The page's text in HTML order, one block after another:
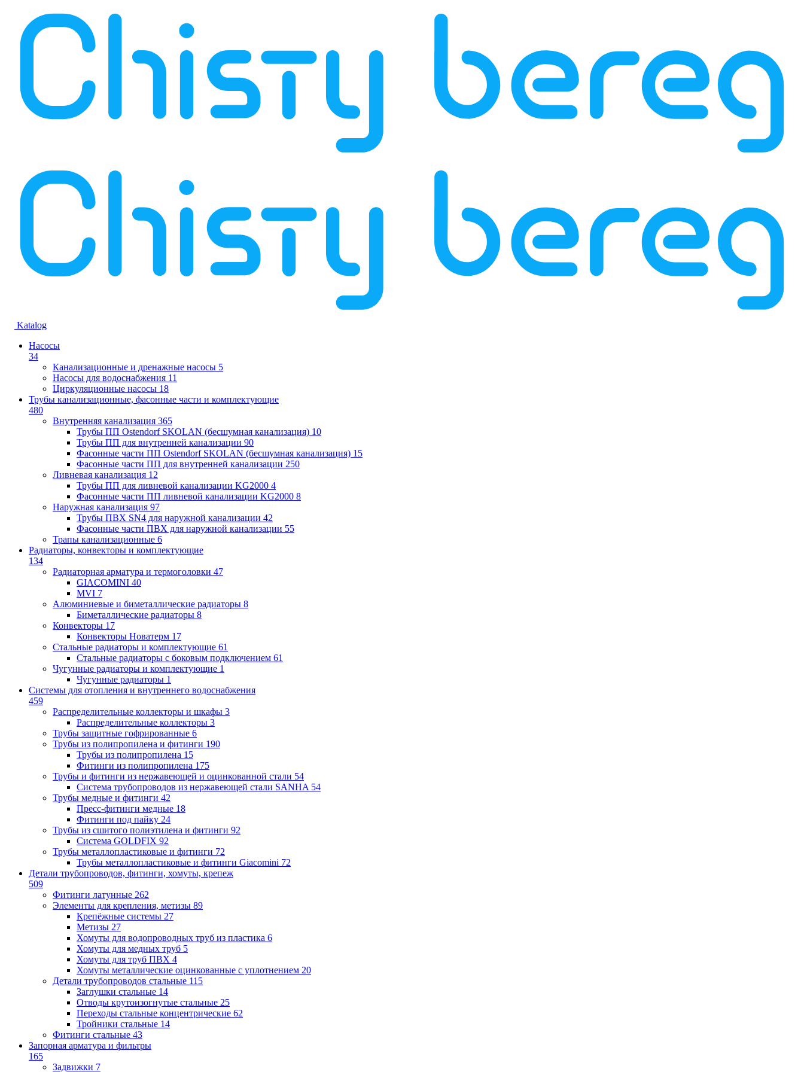
Katalog
Насосы
34
Канализационные и дренажные насосы 5
Насосы для водоснабжения 11
Циркуляционные насосы 18
Трубы канализационные, фасонные части и комплектующие
480
Внутренняя канализация 365
Трубы ПП Ostendorf SKOLAN (бесшумная канализация) 10
Трубы ПП для внутренней канализации 90
Фасонные части ПП Ostendorf SKOLAN (бесшумная канализация) 15
Фасонные части ПП для внутренней канализации 250
Ливневая канализация 12
Трубы ПП для ливневой канализации KG2000 4
Фасонные части ПП ливневой канализации KG2000 8
Наружная канализация 97
Трубы ПВХ SN4 для наружной канализации 42
Фасонные части ПВХ для наружной канализации 55
Трапы канализационные 6
Радиаторы, конвекторы и комплектующие
134
Радиаторная арматура и термоголовки 47
GIACOMINI 40
MVI 7
Алюминиевые и биметаллические радиаторы 8
Биметаллические радиаторы 8
Конвекторы 17
Конвекторы Новатерм 17
Стальные радиаторы и комплектующие 61
Стальные радиаторы с боковым подключением 61
Чугунные радиаторы и комплектующие 1
Чугунные радиаторы 1
Системы для отопления и внутреннего водоснабжения
459
Распределительные коллекторы и шкафы 3
Распределительные коллекторы 3
Трубы защитные гофрированные 6
Трубы из полипропилена и фитинги 190
Трубы из полипропилена 15
Фитинги из полипропилена 175
Трубы и фитинги из нержавеющей и оцинкованной стали 54
Система трубопроводов из нержавеющей стали SANHA 54
Трубы медные и фитинги 42
Пресс-фитинги медные 18
Фитинги под пайку 24
Трубы из сшитого полиэтилена и фитинги 92
Система GOLDFIX 92
Трубы металлопластиковые и фитинги 72
Трубы металлопластиковые и фитинги Giacomini 72
Детали трубопроводов, фитинги, хомуты, крепеж
509
Фитинги латунные 262
Элементы для крепления, метизы 89
Крепёжные системы 27
Метизы 27
Хомуты для водопроводных труб из пластика 6
Хомуты для медных труб 5
Хомуты для труб ПВХ 4
Хомуты металлические оцинкованные с уплотнением 20
Детали трубопроводов стальные 115
Заглушки стальные 14
Отводы крутоизогнутые стальные 25
Переходы стальные концентрические 62
Тройники стальные 14
Фитинги стальные 43
Запорная арматура и фильтры
165
Задвижки 7